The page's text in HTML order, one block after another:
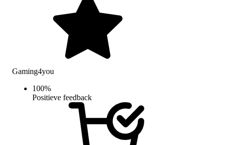
Gaming4you
100%
Positieve feedback